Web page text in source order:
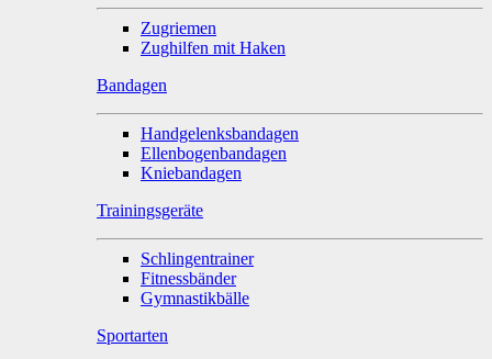
Zugriemen
Zughilfen mit Haken
Bandagen
Handgelenksbandagen
Ellenbogenbandagen
Kniebandagen
Trainingsgeräte
Schlingentrainer
Fitnessbänder
Gymnastikbälle
Sportarten